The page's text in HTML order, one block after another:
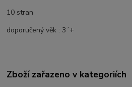
10 stran
doporučený věk : 3´+
Zboží zařazeno v kategoriích